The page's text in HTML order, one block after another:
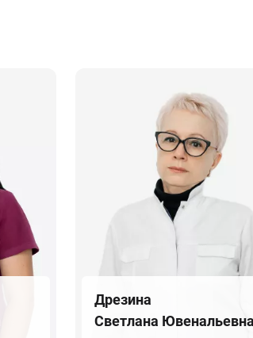
Дрезина
Светлана Ювенальевна